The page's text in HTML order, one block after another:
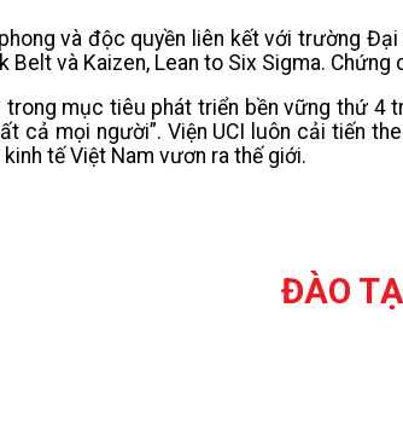
và độc quyền liên kết với trường
Belt và Kaizen, Lean to Six Sigma.
trong mục tiêu phát triển bền vững thứ
cả mọi người”. Viện UCI luôn cải tiến
tế Việt Nam vươn ra thế giới.
ĐÀO